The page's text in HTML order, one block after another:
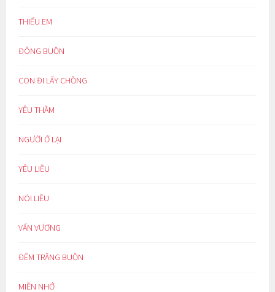
THIẾU EM
ĐÔNG BUỒN
CON ĐI LẤY CHỒNG
YÊU THẦM
NGƯỜI Ở LẠI
YÊU LIỀU
NÓI LIỀU
VẤN VƯƠNG
ĐÊM TRĂNG BUỒN
MIỀN NHỚ